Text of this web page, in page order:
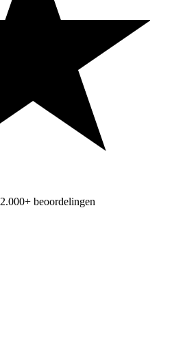
2.000+ beoordelingen